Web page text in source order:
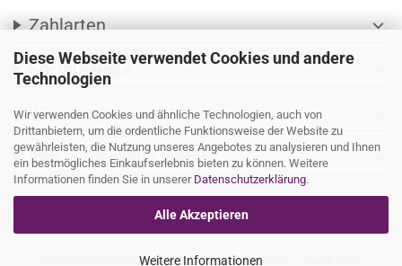
Diese Webseite verwendet Cookies und andere
Technologien
Wir verwenden Cookies und ähnliche Technologien, auch von
Drittanbietern, um die ordentliche Funktionsweise der Website zu
gewährleisten, die Nutzung unseres Angebotes zu analysieren und Ihnen
ein bestmögliches Einkaufserlebnis bieten zu können. Weitere
Informationen finden Sie in unserer Datenschutzerklärung.
Alle Akzeptieren
Weitere Informationen
Zahlarten expand_more
Social Media
Wir versenden mit
Ihre persönliche Seite expand_more
Alle Preise verstehen sich inkl. Mehrwertsteuer, soweit nicht